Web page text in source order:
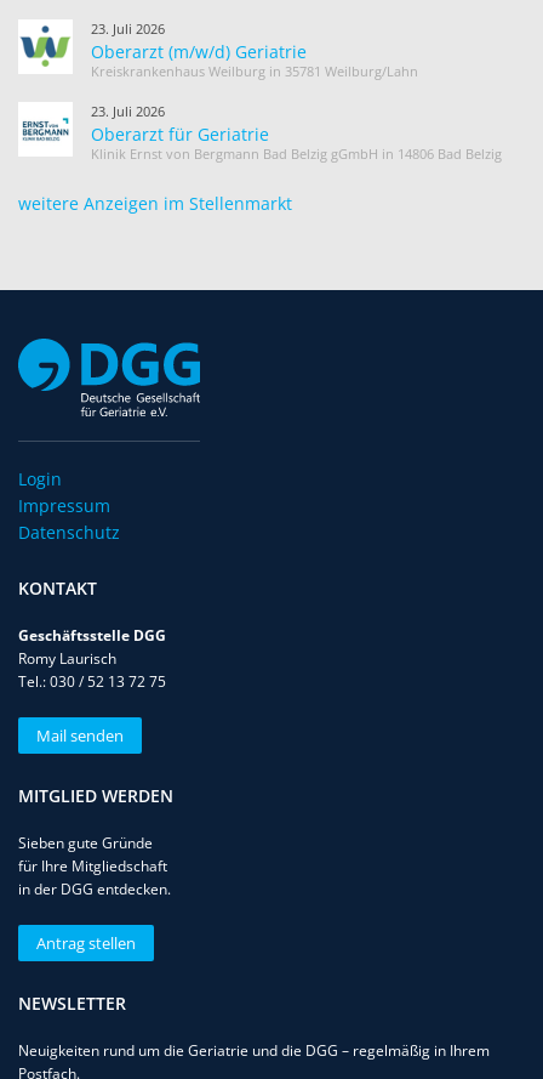
23. Juli 2026
Oberarzt (m/w/d) Geriatrie
Kreiskrankenhaus Weilburg in 35781 Weilburg/Lahn
23. Juli 2026
Oberarzt für Geriatrie
Klinik Ernst von Bergmann Bad Belzig gGmbH in 14806 Bad Belzig
weitere Anzeigen im Stellenmarkt
Login
Impressum
Datenschutz
KONTAKT
Geschäftsstelle DGG
Romy Laurisch
Tel.: 030 / 52 13 72 75
Mail senden
MITGLIED WERDEN
Sieben gute Gründe
für Ihre Mitgliedschaft
in der DGG entdecken.
Antrag stellen
NEWSLETTER
Neuigkeiten rund um die Geriatrie und die DGG – regelmäßig in Ihrem
Postfach.